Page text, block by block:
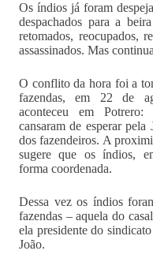
Os índios já foram
despachados para a
retomados, reocupados,
assassinados. Mas
O conflito da hora foi a
fazendas, em 22 de
aconteceu em
cansaram de esperar pela
dos fazendeiros. A
sugere que os índios,
forma coordenada.
Dessa vez os índios
fazendas – aquela do
ela presidente do
João.